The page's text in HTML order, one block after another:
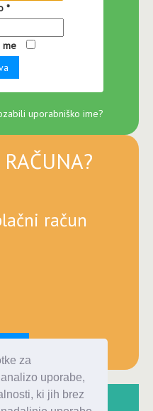
za
uporabe,
ki jih brez
*
me
uporabniško ime?
račun